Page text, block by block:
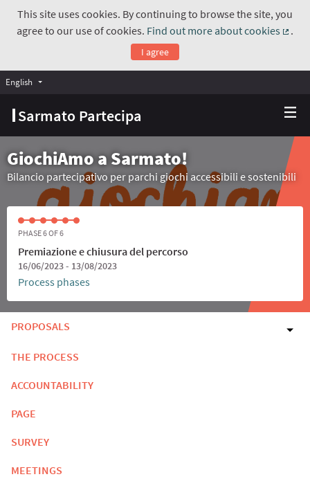
This site uses cookies. By continuing to browse the site, you
agree to our use of cookies. Find out more about cookies
.
I agree
Sarmato Partecipa
English Choose language
GiochiAmo a Sarmato!
Bilancio partecipativo per parchi giochi accessibili e sostenibili
PHASE 6 OF 6
Premiazione e chiusura del percorso
16/06/2023 - 13/08/2023
Process phases
PROPOSALS
THE PROCESS
ACCOUNTABILITY
PAGE
SURVEY
MEETINGS